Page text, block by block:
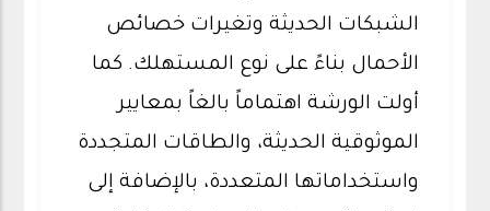
الشبكات الحديثة وتغيرات خصائص
الأحمال بناءً على نوع المستهلك. كما
أولت الورشة اهتماماً بالغاً بمعايير
الموثوقية الحديثة، والطاقات المتجددة
واستخداماتها المتعددة، بالإضافة إلى